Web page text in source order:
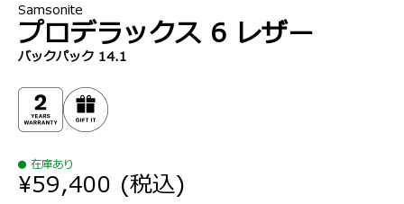
Samsonite
プロデラックス 6 レザー
バックパック 14.1
在庫あり
¥59,400 (税込)